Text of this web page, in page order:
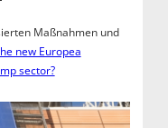
Maßnahmen und
new Europea
sector?